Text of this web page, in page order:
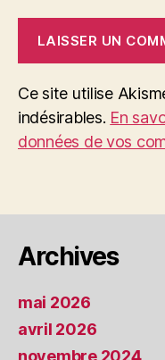
Ce site utilise
indésirables. En
données de vos
Archives
mai 2026
avril 2026